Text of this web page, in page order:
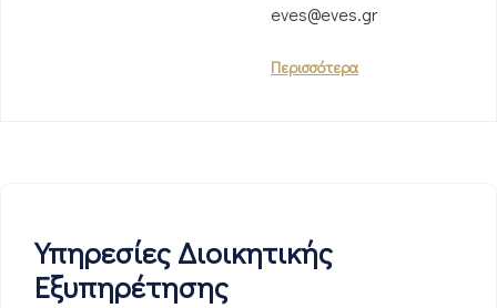
eves@eves.gr
Περισσότερα
Υπηρεσίες Διοικητικής
Εξυπηρέτησης